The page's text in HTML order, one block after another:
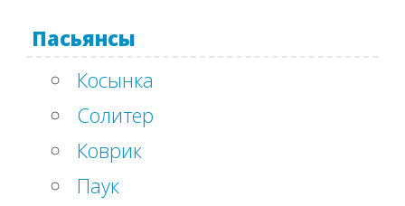
Пасьянсы
Косынка
Солитер
Коврик
Паук